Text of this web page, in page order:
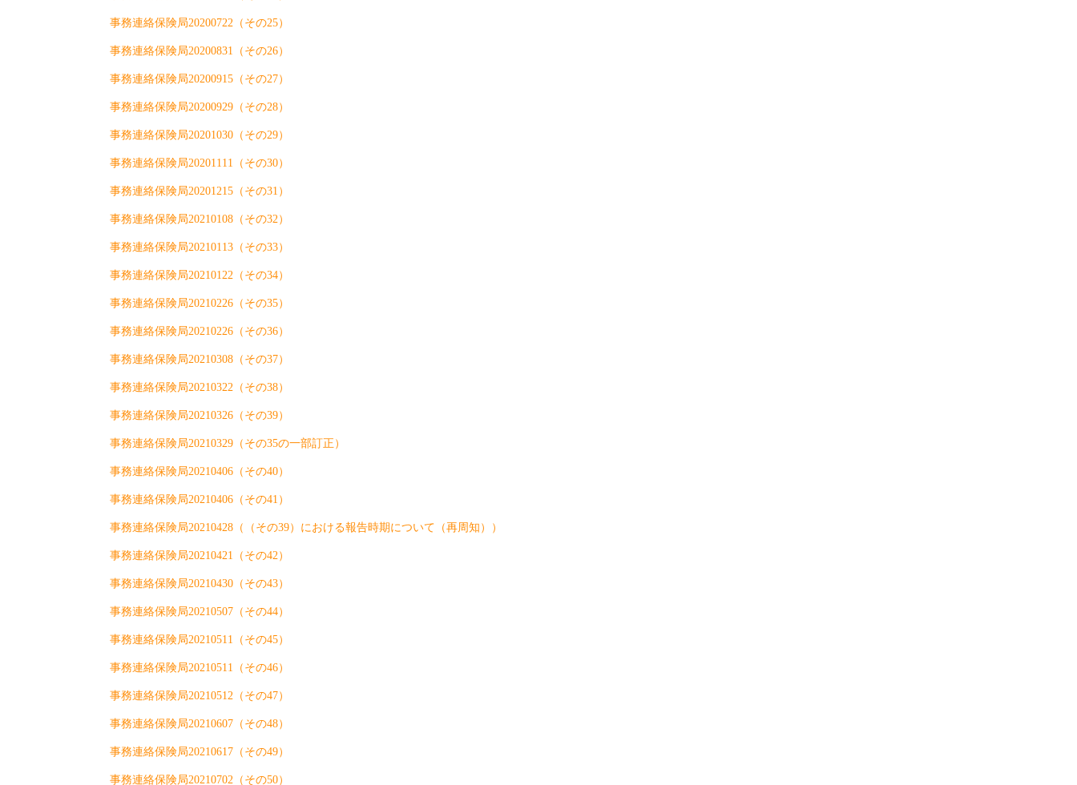
事務連絡保険局20200722（その25）
事務連絡保険局20200831（その26）
事務連絡保険局20200915（その27）
事務連絡保険局20200929（その28）
事務連絡保険局20201030（その29）
事務連絡保険局20201111（その30）
事務連絡保険局20201215（ その31）
事務連絡保険局20210108（その32）
事務連絡保険局20210113（その33）
事務連絡保険局20210122（その34）
事務連絡保険局20210226（その35）
事務連絡保険局20210226（その36）
事務連絡保険局20210308（その37）
事務連絡保険局20210322（その38）
事務連絡保険局20210326（その39）
事務連絡保険局20210329（その35の一部訂正）
事務連絡保険局20210406（その40）
事務連絡保険局20210406（その41）
事務連絡保険局20210428（（その39）における報告時期について（再周知））
事務連絡保険局20210421（その42）
事務連絡保険局20210430（その43）
事務連絡保険局20210507（その44）
事務連絡保険局20210511（その45）
事務連絡保険局20210511（その46）
事務連絡保険局20210512（その47）
事務連絡保険局20210607（その48）
事務連絡保険局20210617（その49）
事務連絡保険局20210702（その50）